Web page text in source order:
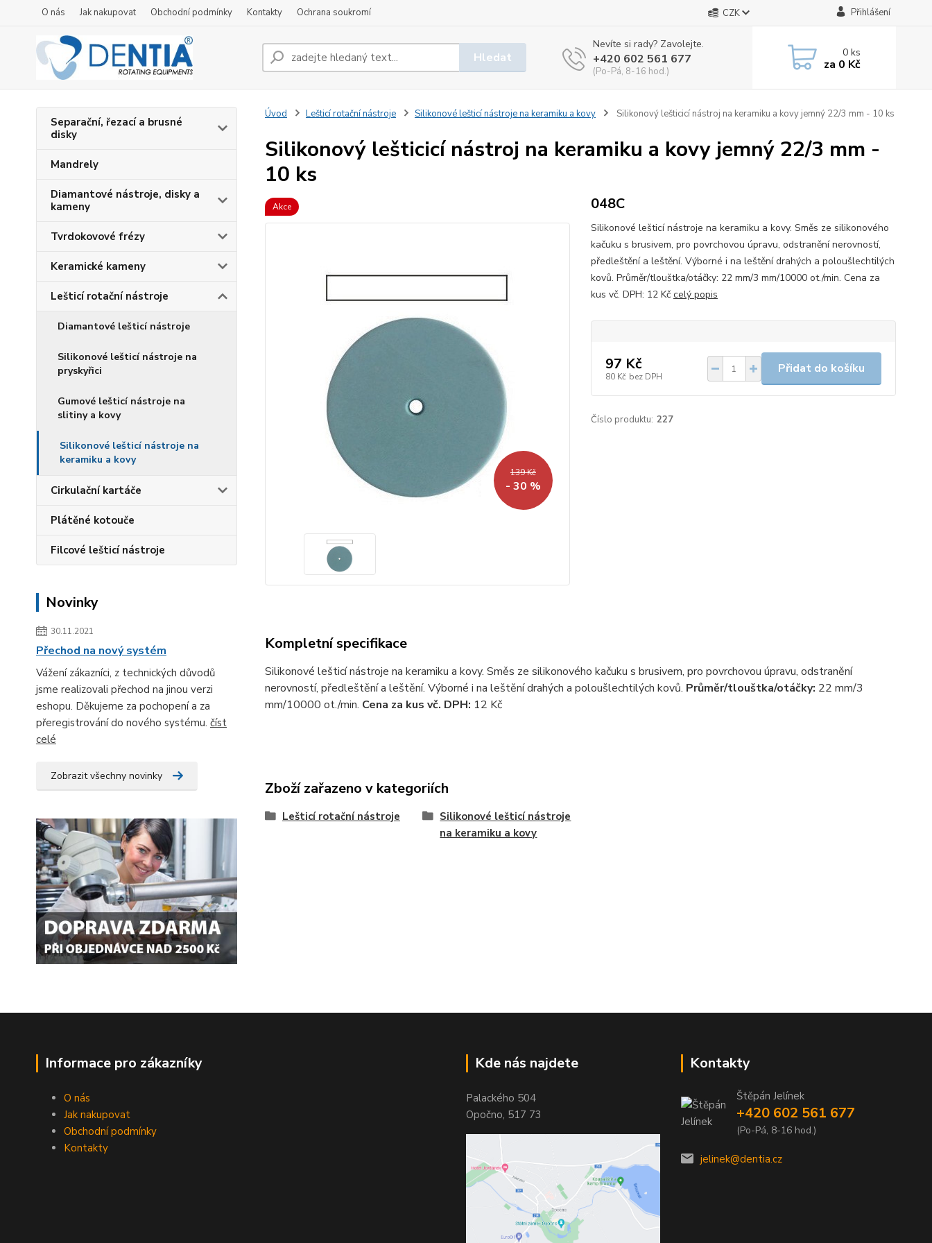
O nás Jak nakupovat Obchodní podmínky Kontakty Ochrana soukromí CZK Přihlášení
Hledat
Nevíte si rady? Zavolejte.
+420 602 561 677
(Po-Pá, 8-16 hod.)
0ks
za 0 Kč
Separační, řezací a brusné
disky
Mandrely
Diamantové nástroje, disky a
kameny
Tvrdokovové frézy
Keramické kameny
Lešticí rotační nástroje
Diamantové lešticí nástroje
Silikonové lešticí nástroje na
pryskyřici
Gumové lešticí nástroje na
slitiny a kovy
Silikonové lešticí nástroje na
keramiku a kovy
Cirkulační kartáče
Plátěné kotouče
Filcové lešticí nástroje
Novinky
30.11.2021
Přechod na nový systém
Vážení zákazníci, z technických důvodů
jsme realizovali přechod na jinou verzi
eshopu. Děkujeme za pochopení a za
přeregistrování do nového systému. číst
celé
Zobrazit všechny novinky
Úvod Lešticí rotační nástroje Silikonové lešticí nástroje na keramiku a kovy Silikonový lešticicí nástroj na keramiku a kovy jemný 22/3 mm - 10 ks
Silikonový lešticicí nástroj na keramiku a kovy jemný 22/3 mm -
10 ks
Akce
139 Kč
- 30 %
048C
Silikonové lešticí nástroje na keramiku a kovy. Směs ze silikonového
kačuku s brusivem, pro povrchovou úpravu, odstranění nerovností,
předleštění a leštění. Výborné i na leštění drahých a poloušlechtilých
kovů. Průměr/tlouštka/otáčky: 22 mm/3 mm/10000 ot./min. Cena za
kus vč. DPH: 12 Kč celý popis
97 Kč
80 Kč bez DPH
Přidat do košíku
Číslo produktu: 227
Kompletní specifikace
Silikonové lešticí nástroje na keramiku a kovy. Směs ze silikonového kačuku s brusivem, pro povrchovou úpravu, odstranění
nerovností, předleštění a leštění. Výborné i na leštění drahých a poloušlechtilých kovů. Průměr/tlouštka/otáčky: 22 mm/3
mm/10000 ot./min. Cena za kus vč. DPH: 12 Kč
Zboží zařazeno v kategoriích
Lešticí rotační nástroje
Silikonové lešticí nástroje
na keramiku a kovy
Informace pro zákazníky
O nás
Jak nakupovat
Obchodní podmínky
Kontakty
Kde nás najdete
Palackého 504
Opočno, 517 73
Kontakty
Štěpán Jelínek
+420 602 561 677
(Po-Pá, 8-16 hod.)
jelinek@dentia.cz